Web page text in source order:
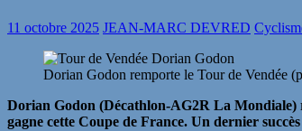
11 octobre 2025 JEAN-MARC DEVRED
Dorian Godon remporte le Tour de Vendée
Dorian Godon (Décathlon-AG2R La Mondiale)
gagne cette Coupe de France. Un dernier